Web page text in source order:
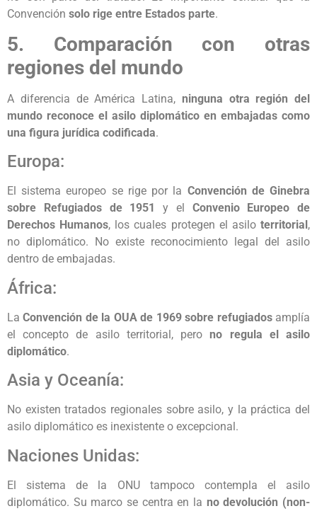
Convención solo rige entre Estados parte.
5. Comparación con otras
regiones del mundo
A diferencia de América Latina, ninguna otra región del
mundo reconoce el asilo diplomático en embajadas como
una figura jurídica codificada.
Europa:
El sistema europeo se rige por la Convención de Ginebra
sobre Refugiados de 1951
y el Convenio Europeo de
Derechos Humanos, los cuales protegen el asiloterritorial ,
no diplomático. No existe reconocimiento legal del asilo
dentro de embajadas.
África:
LaConvención de la OUA de 1969 sobre refugiadosamplía
el concepto de asilo territorial, pero no regula el asilo
diplomático.
Asia y Oceanía:
No existen tratados regionales sobre asilo, y la práctica del
asilo diplomático es inexistente o excepcional.
Naciones Unidas:
El sistema de la ONU tampoco contempla el asilo
diplomático. Su marco se centra en la no devolución (non-